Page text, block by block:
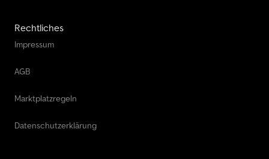
Rechtliches
Impressum
AGB
Marktplatzregeln
Datenschutzerklärung